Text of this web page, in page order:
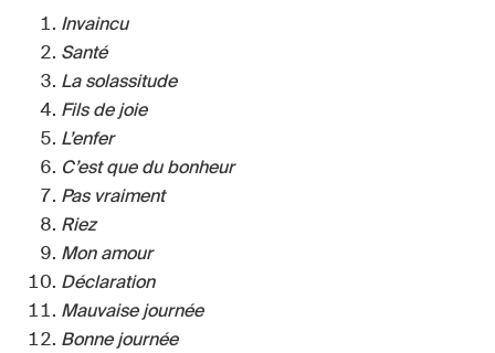
Invaincu
Santé
La solassitude
Fils de joie
L’enfer
C’est que du bonheur
Pas vraiment
Riez
Mon amour
Déclaration
Mauvaise journée
Bonne journée